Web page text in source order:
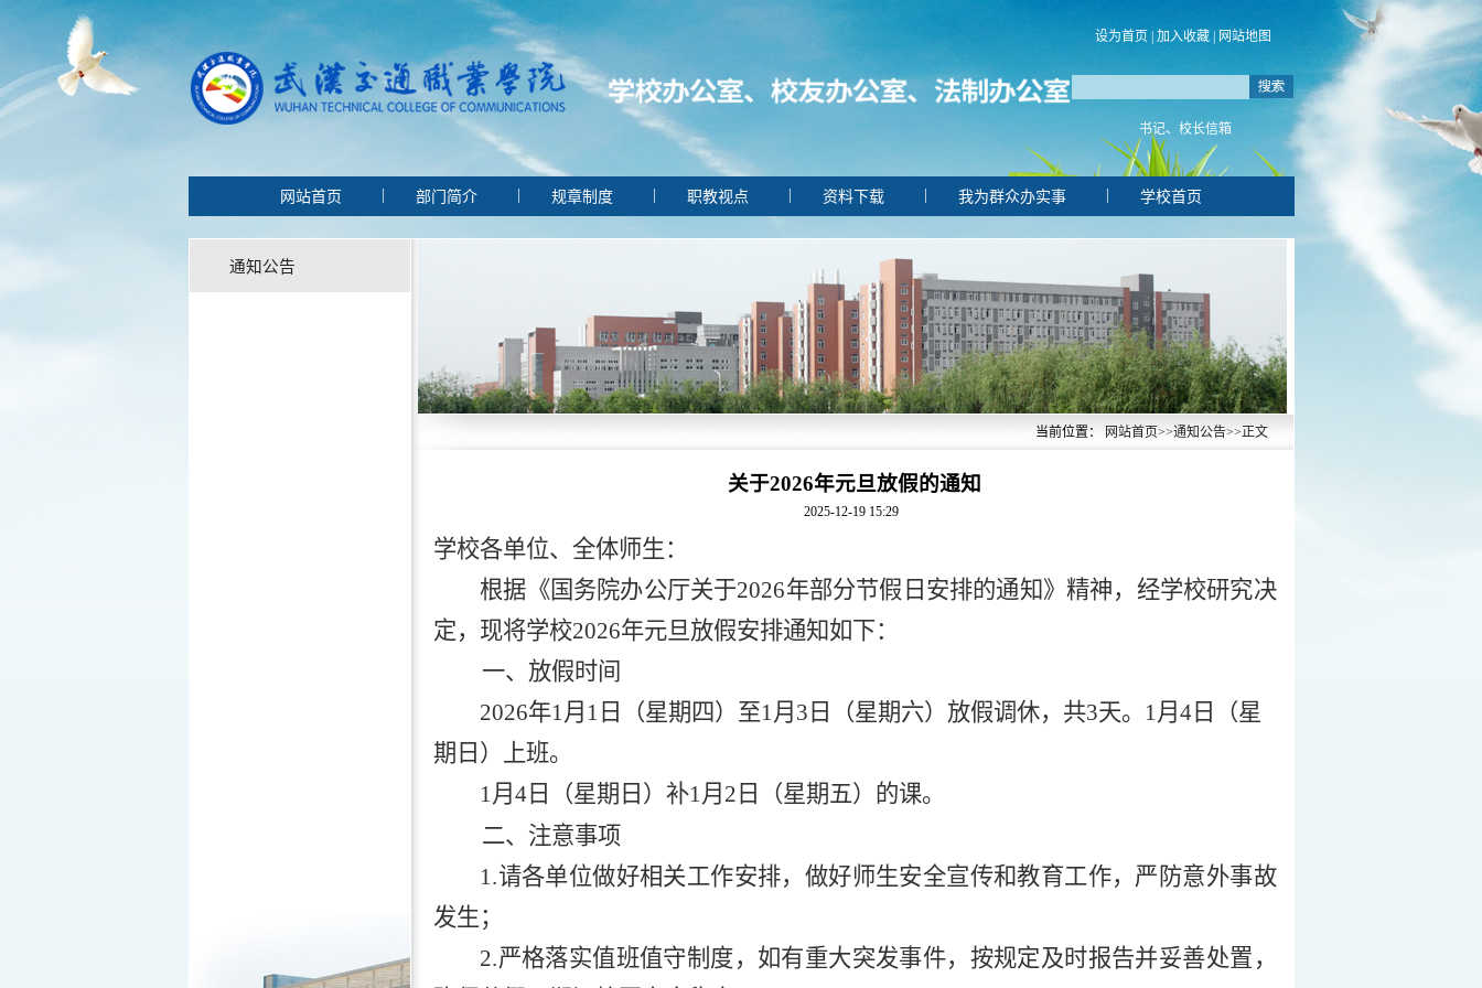
设为首页 加入收藏 网站地图
书记、校长信箱
网站首页 部门简介 规章制度 职教视点 资料下载 我为群众办实事 学校首页
通知公告
当前位置： 网站首页>>通知公告>>正文
关于2026年元旦放假的通知
2025-12-19 15:29
学校各单位、 全体师生：
根据《国务院办公厅关于2026年部分节假日安排的通知》 精神，经学校研究决
定，现将学校2026年元旦放假安排通知如下：
一、放假时间
2026年1月1日（星期 四 ）至1月 3日（星期六）放假调休，共3天。1月4日（星
期 日）上班。
1月4 日（星期日 ）补1月 2 日（星期五）的课。
二、注意事项
1.请各单位做好相关工作安排，做好师生安全宣传和教育工作，严防意外事故
发生；
2.严格落实值班值守制度，如有重大突发事件，按规定及时报告并妥善处置，